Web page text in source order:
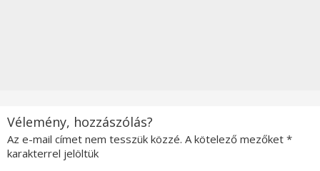
Vélemény, hozzászólás?
Az e-mail címet nem tesszük közzé. A kötelező mezőket *
karakterrel jelöltük